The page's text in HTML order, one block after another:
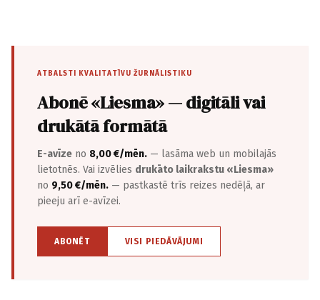
ATBALSTI KVALITATĪVU ŽURNĀLISTIKU
Abonē «Liesma» — digitāli vai
drukātā formātā
E-avīze no 8,00 €/mēn. — lasāma web un mobilajās
lietotnēs. Vai izvēlies drukāto laikrakstu «Liesma»
no 9,50 €/mēn. — pastkastē trīs reizes nedēļā, ar
pieeju arī e-avīzei.
ABONĒT VISI PIEDĀVĀJUMI